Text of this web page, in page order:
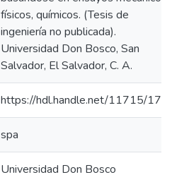
físicos, químicos. (Tesis de
ingeniería no publicada).
Universidad Don Bosco, San
Salvador, El Salvador, C. A.
https://hdl.handle.net/11715/
spa
Universidad Don Bosco